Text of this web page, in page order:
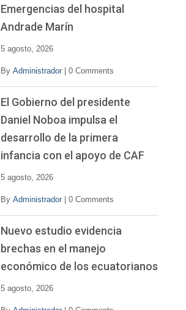
Emergencias del hospital
Andrade Marín
5 agosto, 2026
By Administrador 0 Comments
El Gobierno del presidente
Daniel Noboa impulsa el
desarrollo de la primera
infancia con el apoyo de CAF
5 agosto, 2026
By Administrador 0 Comments
Nuevo estudio evidencia
brechas en el manejo
económico de los ecuatorianos
5 agosto, 2026